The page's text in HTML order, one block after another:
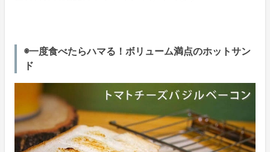
◉一度食べたらハマる！ボリューム満点のホットサン
ド